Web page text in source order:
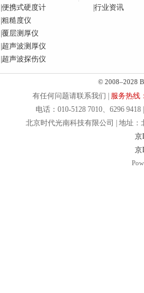
便携式硬度计
粗糙度仪
覆层测厚仪
超声波测厚仪
超声波探伤仪
行业资讯
© 2008–2028
有任何问题请联系我们 | 服务热线
电话：010-5128 7010、6296 9418
北京时代光南科技有限公司 | 地址：
京
京